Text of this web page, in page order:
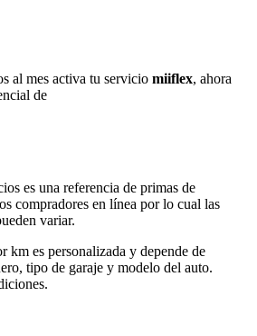
al mes activa tu servicio miiflex, ahora
de
es una referencia de primas de
compradores en línea por lo cual las
variar.
km es personalizada y depende de
tipo de garaje y modelo del auto.